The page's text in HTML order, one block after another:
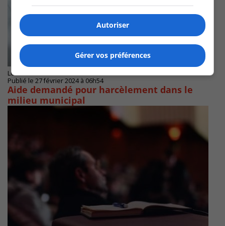
LONGUEUIL
Publié le 27 février 2024 à 06h54
Aide demandé pour harcèlement dans le
milieu municipal
Autoriser
Gérer vos préférences